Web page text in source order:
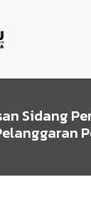
Sidang